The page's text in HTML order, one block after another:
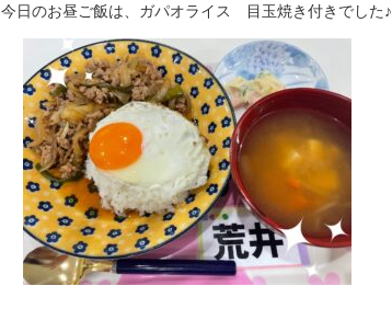
今日のお昼ご飯は、ガパオライス 目玉焼き付きでした♪